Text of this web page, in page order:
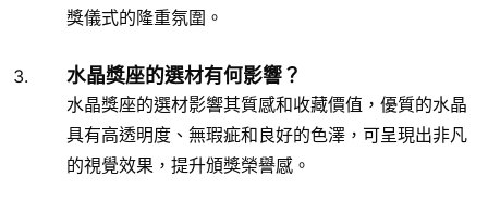
獎儀式的隆重氛圍。
水晶獎座的選材有何影響？
水晶獎座的選材影響其質感和收藏價值，優質的水晶
具有高透明度、無瑕疵和良好的色澤，可呈現出非凡
的視覺效果，提升頒獎榮譽感。